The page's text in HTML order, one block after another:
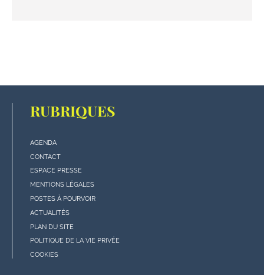
RUBRIQUES
Menu
"rubriques"
en
bas
de
page
AGENDA
CONTACT
ESPACE PRESSE
MENTIONS LÉGALES
POSTES À POURVOIR
ACTUALITÉS
PLAN DU SITE
POLITIQUE DE LA VIE PRIVÉE
COOKIES